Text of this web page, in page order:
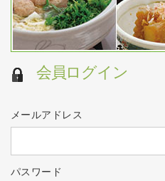
会員ログイン
メールアドレス
パスワード